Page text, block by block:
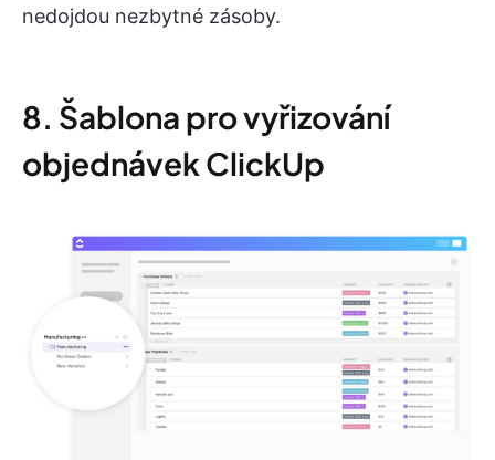
nedojdou nezbytné zásoby.
8. Šablona pro vyřizování
objednávek ClickUp